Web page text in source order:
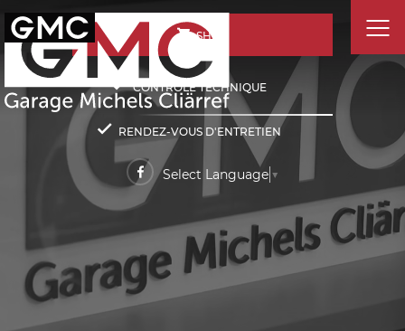
SHOP
CONTRÔLE TECHNIQUE
RENDEZ-VOUS D'ENTRETIEN
Select Language ▼